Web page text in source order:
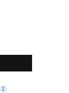
2